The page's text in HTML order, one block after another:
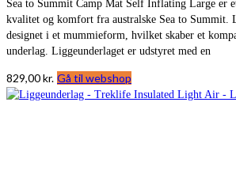
Sea to Summit Camp Mat Self Inflating Large er
kvalitet og komfort fra australske Sea to Summit.
designet i et mummieform, hvilket skaber et
underlag. Liggeunderlaget er udstyret med en
829,00kr. Gå til webshop